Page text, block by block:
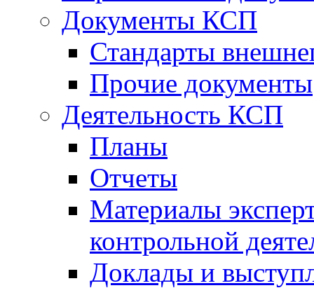
Документы КСП
Стандарты
Прочие документы
Деятельность КСП
Планы
Отчеты
Материалы
контрольной
Доклады и